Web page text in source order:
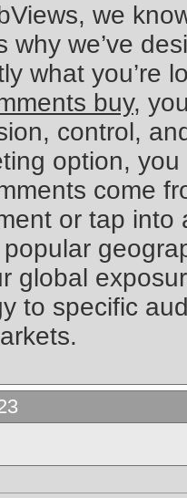
we
why we’ve
what you’re
buy,
control,
option,
come
or tap
global
to specific